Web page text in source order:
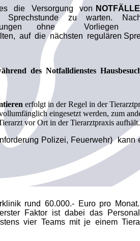
die Versorgung von
zu warten.
ohne
auf die nächsten regulären
des Notfalldienstes
erfolgt in der Regel in der
eingesetzt werden, zum
vor Ort in der Tierarztpraxis aufhält.
Polizei, Feuerwehr) kann
rund 60.000.- Euro pro
Faktor ist dabei das
vier Teams mit je einem